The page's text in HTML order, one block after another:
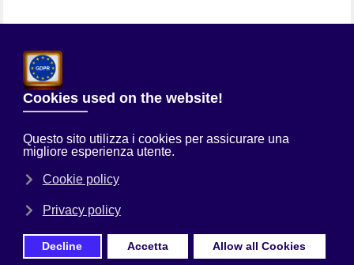
Chi Siamo
Sei qui:Home Uncategorised
SOMMINISTRAZIONE ALIMENTI E BEVANDE’
Prima Pagina